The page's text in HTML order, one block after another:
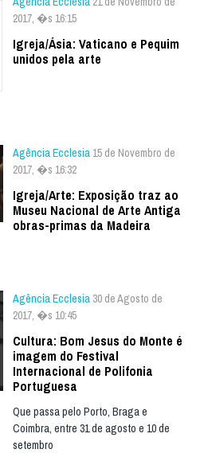
2017, �s 16:15
Igreja/Ásia: Vaticano e Pequim
unidos pela arte
Agência Ecclesia 15 de Novembro de
2017, �s 16:32
Igreja/Arte: Exposição traz ao
Museu Nacional de Arte Antiga
obras-primas da Madeira
Agência Ecclesia 30 de Agosto de
2017, �s 10:45
Cultura: Bom Jesus do Monte é
imagem do Festival
Internacional de Polifonia
Portuguesa
Que passa pelo Porto, Braga e
Coimbra, entre 31 de agosto e 10 de
setembro